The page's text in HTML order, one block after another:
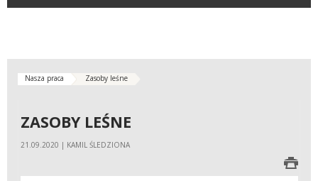
Nasza praca Zasoby leśne
ZASOBY LEŚNE
21.09.2020 | KAMIL ŚLEDZIONA